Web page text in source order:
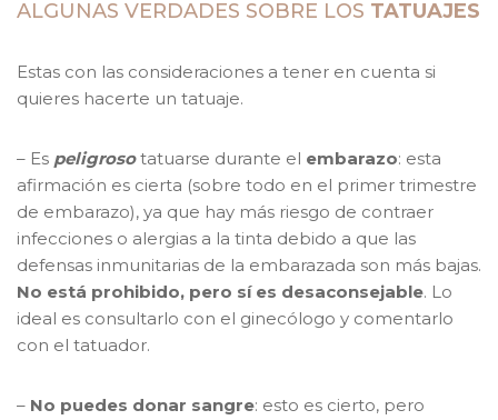
ALGUNAS VERDADES SOBRE LOS TATUAJES
Estas con las consideraciones a tener en cuenta si
quieres hacerte un tatuaje.
– Es peligrosotatuarse durante el embarazo: esta
afirmación es cierta (sobre todo en el primer trimestre
de embarazo), ya que hay más riesgo de contraer
infecciones o alergias a la tinta debido a que las
defensas inmunitarias de la embarazada son más bajas.
No está prohibido, pero sí es desaconsejable. Lo
ideal es consultarlo con el ginecólogo y comentarlo
con el tatuador.
– No puedes donar sangre: esto es cierto, pero